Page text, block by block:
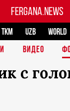
FERGANA.NEWS
TKM UZB
WORLD
ВИДЕО
с